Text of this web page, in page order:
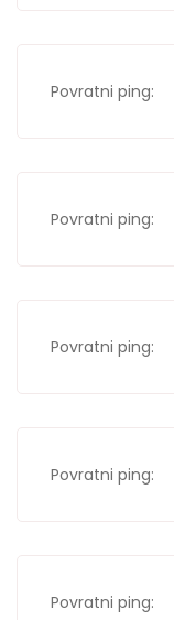
Povratni ping:
Povratni ping:
Povratni ping:
Povratni ping:
Povratni ping: